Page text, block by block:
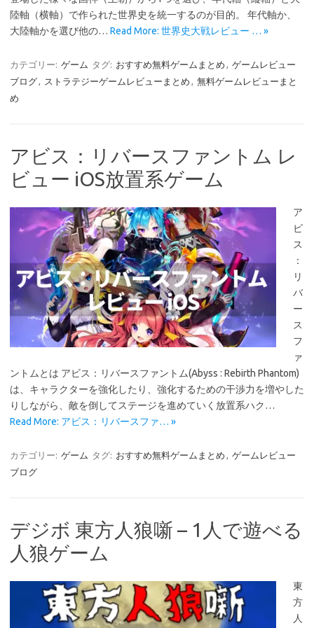
陸軸（横軸）で作られた世界史を統一するのが目的。 年代軸か、
大陸軸かを選び他の… Read More: 世界史大戦レビュー … »
カテゴリー: ゲーム タグ: おすすめ無料ゲームまとめ , ゲームレビュー
ブログ, ストラテジーゲームレビューまとめ , 無料ゲームレビューまと
め
アビス：リバースファントム レ
ビュー iOS放置系ゲーム
ア
ビ
ス
：
リ
バ
ー
ス
フ
ァ
ントムとは アビス：リバースファントム(Abyss : Rebirth Phantom)
は、キャラクターを強化したり、強化するための干渉力を増やした
りしながら、敵を倒してステージを進めていく放置系ハク…
Read More: アビス：リバースファ… »
カテゴリー: ゲーム タグ: おすすめ無料ゲームまとめ , ゲームレビュー
ブログ
デジボ 東方人狼噺 – 1人で遊べる
人狼ゲーム
東
方
人